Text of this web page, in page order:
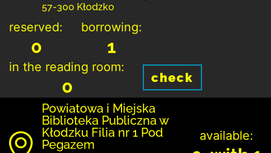
57-300 Kłodzko
reserved:
0
borrowing:
1
in the reading room:
0 check
Powiatowa i Miejska
Biblioteka Publiczna w
Kłodzku Filia nr 1 Pod
Pegazem
available: